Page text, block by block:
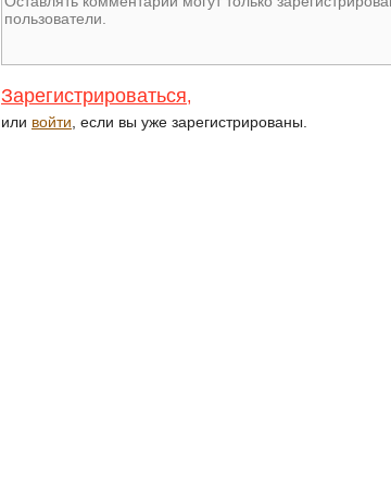
Зарегистрироваться,
или войти , если вы уже зарегистрированы.